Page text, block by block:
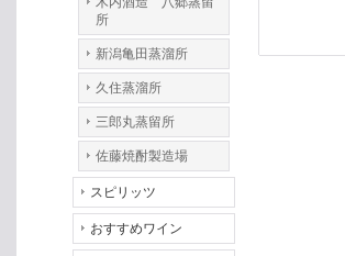
所
新潟亀田蒸溜所
久住蒸溜所
三郎丸蒸留所
佐藤焼酎製造場
スピリッツ
おすすめワイン